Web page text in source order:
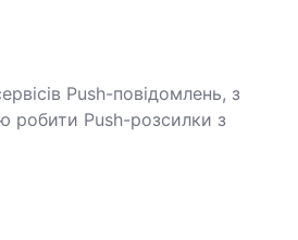
Push-повідомлень, з
робити Push-розсилки з